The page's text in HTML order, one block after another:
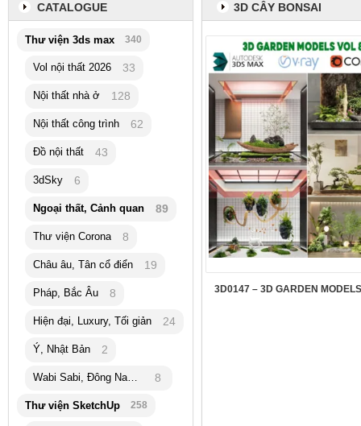
3D CÂY BONSAI
3D0147 – 3D GARDEN
CATALOGUE
Thư viện 3ds max 340
Vol nội thất 2026 33
Nội thất nhà ở 128
Nội thất công trình 62
Đồ nội thất 43
3dSky 6
Ngoại thất, Cảnh quan 89
Thư viện Corona 8
Châu âu, Tân cổ điển 19
Pháp, Bắc Âu 8
Hiện đại, Luxury, Tối giản 24
Ý, Nhật Bản 2
Wabi Sabi, Đông Nam Á 8
Thư viện SketchUp 258